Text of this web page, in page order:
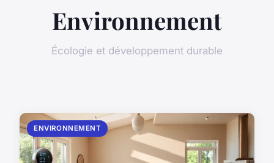
Environnement
Écologie et développement durable
ENVIRONNEMENT